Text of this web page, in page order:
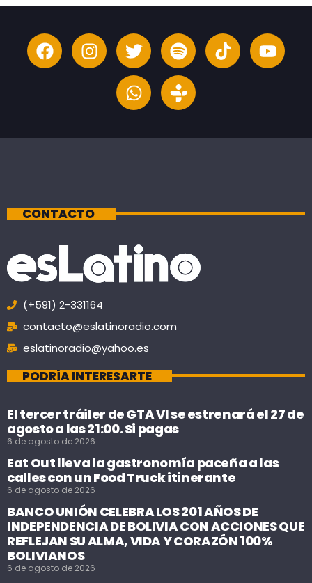
CONTACTO
(+591) 2-331164
contacto@eslatinoradio.com
eslatinoradio@yahoo.es
PODRÍA INTERESARTE
El tercer tráiler de GTA VI se estrenará el 27 de
agosto a las 21:00. Si pagas
6 de agosto de 2026
Eat Out lleva la gastronomía paceña a las
calles con un Food Truck itinerante
6 de agosto de 2026
BANCO UNIÓN CELEBRA LOS 201 AÑOS DE
INDEPENDENCIA DE BOLIVIA CON ACCIONES QUE
REFLEJAN SU ALMA, VIDA Y CORAZÓN 100%
BOLIVIANOS
6 de agosto de 2026